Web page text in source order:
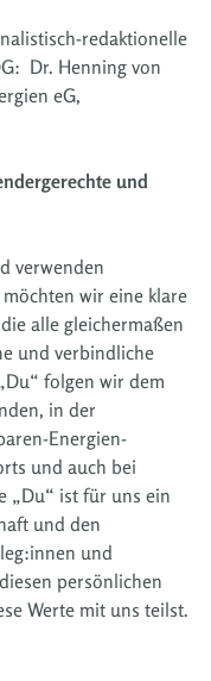
redaktionelle
Dr. Henning von
eG,
und
verwenden
wir eine klare
alle gleichermaßen
und verbindliche
folgen wir dem
in der
Energien-
und auch bei
„Du“ ist für uns ein
und den
und
persönlichen
Werte mit uns teilst.